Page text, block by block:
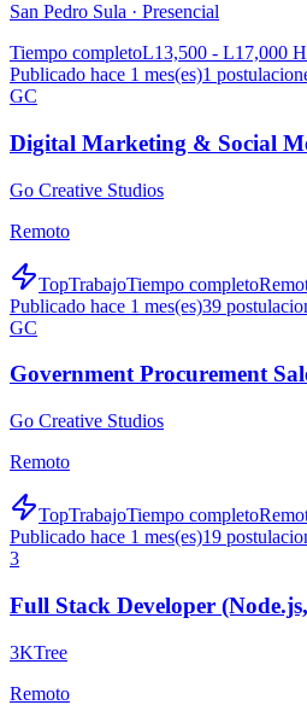
San Pedro Sula · Presencial
Tiempo completoL13,500 - L17,000
Publicado hace 1 mes(es)1
GC
Digital Marketing & Social
Go Creative Studios
Remoto
TopTrabajoTiempo completo
Publicado hace 1 mes(es)39
GC
Government Procurement
Go Creative Studios
Remoto
TopTrabajoTiempo completo
Publicado hace 1 mes(es)19
3
Full Stack Developer
3KTree
Remoto